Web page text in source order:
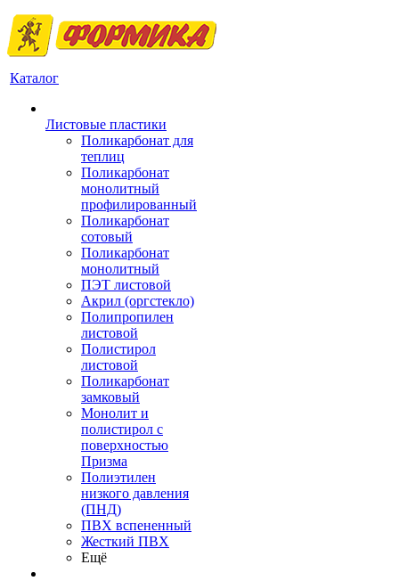
Каталог
Листовые пластики
Поликарбонат для
теплиц
Поликарбонат
монолитный
профилированный
Поликарбонат
сотовый
Поликарбонат
монолитный
ПЭТ листовой
Акрил (оргстекло)
Полипропилен
листовой
Полистирол
листовой
Поликарбонат
замковый
Монолит и
полистирол с
поверхностью
Призма
Полиэтилен
низкого давления
(ПНД)
ПВХ вспененный
Жесткий ПВХ
Ещё